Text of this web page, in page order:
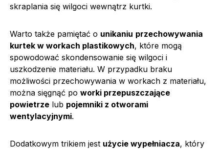
skraplania się wilgoci wewnątrz kurtki.
Warto także pamiętać o unikaniu przechowywania
kurtek w workach plastikowych, które mogą
spowodować skondensowanie się wilgoci i
uszkodzenie materiału. W przypadku braku
możliwości przechowywania w workach z materiału,
można sięgnąć po worki przepuszczające
powietrze lub pojemniki z otworami
wentylacyjnymi.
Dodatkowym trikiem jest użycie wypełniacza, który